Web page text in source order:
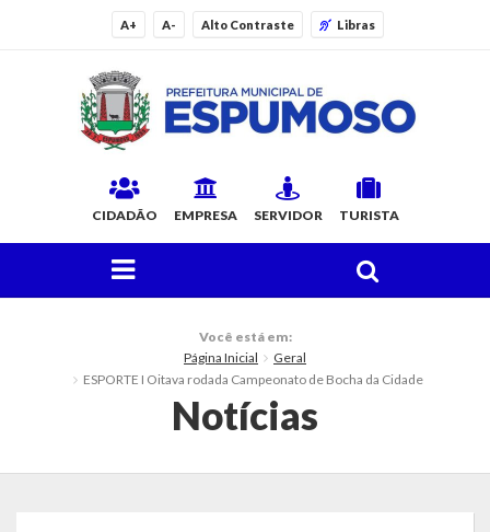
A+ A- Alto Contraste Libras
CIDADÃO EMPRESA SERVIDOR TURISTA
Histórico
Você está em:
Página Inicial
Geral
ESPORTE I Oitava rodada Campeonato de Bocha da Cidade
Notícias